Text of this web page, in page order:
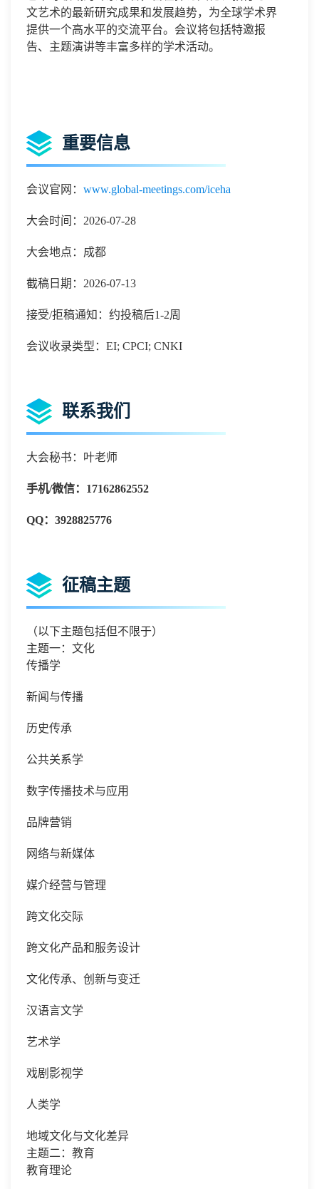
文艺术的最新研究成果和发展趋势，为全球学术界
提供一个高水平的交流平台。会议将包括特邀报
告、主题演讲等丰富多样的学术活动。
重要信息
会议官网： www.global-meetings.com/iceha
大会时间：2026-07-28
大会地点：成都
截稿日期：2026-07-13
接受/拒稿通知：约投稿后1-2周
会议收录类型：EI; CPCI; CNKI
联系我们
大会秘书：叶老师
手机/微信： 17162862552
QQ： 3928825776
征稿主题
（以下主题包括但不限于）
主题一：文化
传播学
新闻与传播
历史传承
公共关系学
数字传播技术与应用
品牌营销
网络与新媒体
媒介经营与管理
跨文化交际
跨文化产品和服务设计
文化传承、创新与变迁
汉语言文学
艺术学
戏剧影视学
人类学
地域文化与文化差异
主题二：教育
教育理论